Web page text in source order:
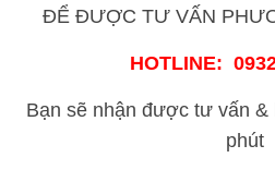
ĐỂ ĐƯỢC TƯ VẤN
HOTLINE:
Bạn sẽ nhận được tư vấn &
phút